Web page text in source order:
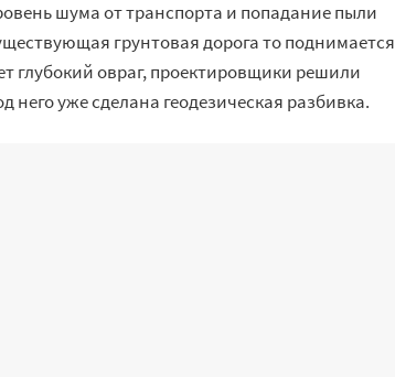
шума от транспорта и попадание пыли
грунтовая дорога то поднимается
глубокий овраг, проектировщики решили
него уже сделана геодезическая разбивка.